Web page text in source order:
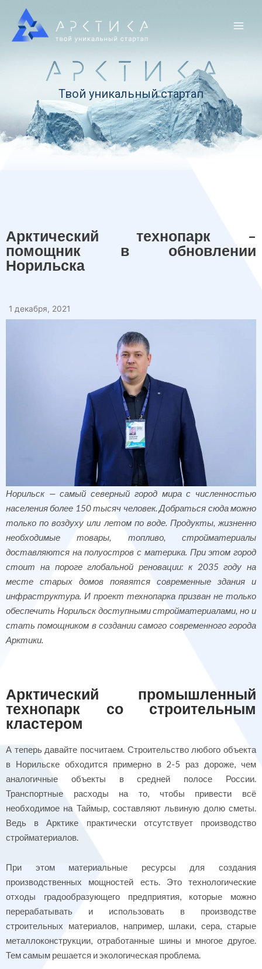
Твой уникальный стартап
Арктический технопарк –
помощник в обновлении
Норильска
1 декабря, 2021
Норильск — самый северный город мира с численностью
населения более 150 тысяч человек. Добраться сюда можно
только по воздуху или летом по воде. Продукты, жизненно
необходимые товары, топливо, стройматериалы
доставляются на полуостров с материка. При этом город
стоит на пороге глобальной реновации: к 2035 году на
месте старых домов появятся современные здания и
инфраструктура. И проект технопарка призван не только
обеспечить Норильск доступными стройматериалами, но и
стать помощником в создании самого современного города
Арктики.
Арктический промышленный
технопарк со строительным
кластером
А теперь давайте посчитаем. Строительство любого объекта
в Норильске обходится примерно в 2-5 раз дороже, чем
аналогичные объекты в средней полосе России.
Транспортные расходы на то, чтобы привести всё
необходимое на Таймыр, составляют львиную долю сметы.
Ведь в Арктике практически отсутствует производство
стройматериалов.
При этом материальные ресурсы для создания
производственных мощностей есть. Это технологические
отходы градообразующего предприятия, которые можно
перерабатывать и использовать в производстве
строительных материалов, например, шлаки, сера, старые
металлоконструкции, отработанные шины и многое другое.
Тем самым решается и экологическая проблема.